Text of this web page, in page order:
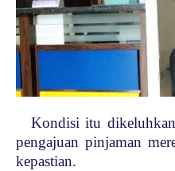
Kondisi itu dikeluhkan
pengajuan pinjaman
kepastian.